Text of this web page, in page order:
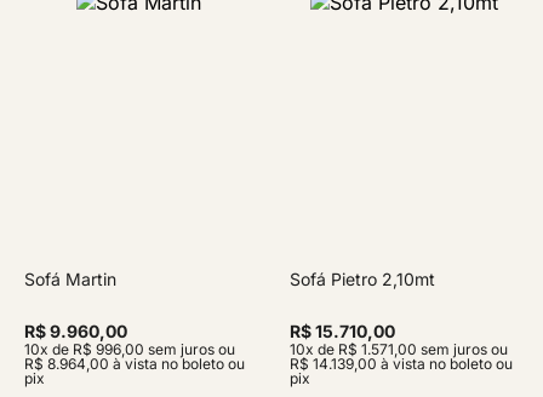
Sofá Martin
R$ 9.960,00
10x de R$ 996,00 sem juros ou
R$ 8.964,00 à vista no boleto ou
pix
Sofá Pietro 2,10mt
R$ 15.710,00
10x de R$ 1.571,00 sem juros ou
R$ 14.139,00 à vista no boleto ou
pix